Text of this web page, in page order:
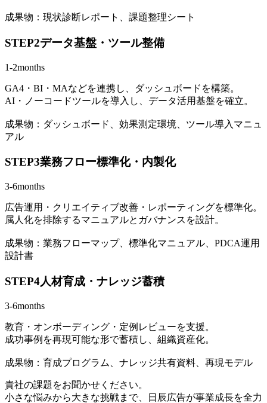
成果物：現状診断レポート、課題整理シート
STEP2データ基盤・ツール整備
1-2months
GA4・BI・MAなどを連携し、ダッシュボードを構築。
AI・ノーコードツールを導入し、データ活用基盤を確立。
成果物：ダッシュボード、効果測定環境、ツール導入マニュ
アル
STEP3業務フロー標準化・内製化
3-6months
広告運用・クリエイティブ改善・レポーティングを標準化。
属人化を排除するマニュアルとガバナンスを設計。
成果物：業務フローマップ、標準化マニュアル、PDCA運用
設計書
STEP4人材育成・ナレッジ蓄積
3-6months
教育・オンボーディング・定例レビューを支援。
成功事例を再現可能な形で蓄積し、組織資産化。
成果物：育成プログラム、ナレッジ共有資料、再現モデル
貴社の課題をお聞かせください。
小さな悩みから大きな挑戦まで、日辰広告が事業成長を全力